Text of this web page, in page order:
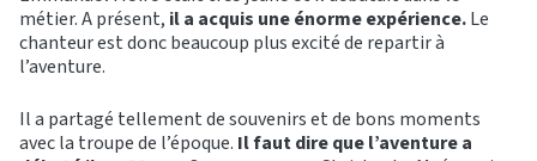
métier. A présent, il a acquis une énorme expérience.Le
chanteur est donc beaucoup plus excité de repartir à
l’aventure.
Il a partagé tellement de souvenirs et de bons moments
avec la troupe de l’époque. Il faut dire que l’aventure a